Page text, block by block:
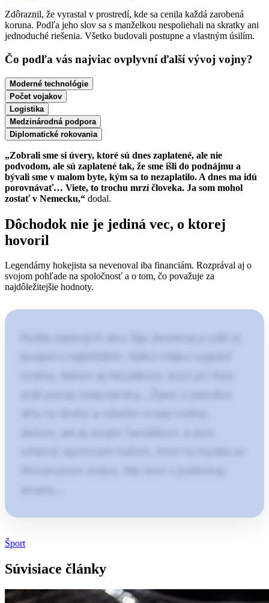
Zdôraznil, že vyrastal v prostredí, kde sa cenila každá zarobená
koruna. Podľa jeho slov sa s manželkou nespoliehali na skratky ani
jednoduché riešenia. Všetko budovali postupne a vlastným úsilím.
Čo podľa vás najviac ovplyvní ďalší vývoj vojny?
Moderné technológie
Počet vojakov
Logistika
Medzinárodná podpora
Diplomatické rokovania
„Zobrali sme si úvery, ktoré sú dnes zaplatené, ale nie
podvodom, ale sú zaplatené tak, že sme išli do podnájmu a
bývali sme v malom byte, kým sa to nezaplatilo. A dnes ma idú
porovnávať… Viete, to trochu mrzí človeka. Ja som mohol
zostať v Nemecku,“ dodal.
Dôchodok nie je jediná vec, o ktorej
hovoril
Legendárny hokejista sa nevenoval iba financiám. Rozprával aj o
svojom pohľade na spoločnosť a o tom, čo považuje za
najdôležitejšie hodnoty.
Otvorte pokračovanie článku
Šport
Súvisiace články